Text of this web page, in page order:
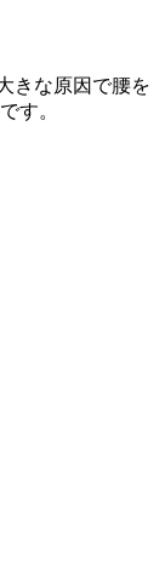
きな原因で腰を
す。